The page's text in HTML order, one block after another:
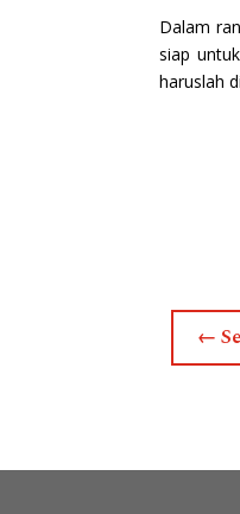
Dalam
siap
haruslah
←